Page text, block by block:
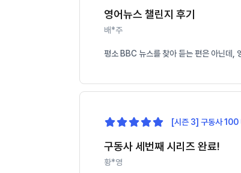
영어뉴스 챌린지 후기
배*주
평소 BBC 뉴스를 찾아 듣는 편은 아닌데,
[시즌 3] 구동사 100
구동사 세번째 시리즈 완료!
황*영